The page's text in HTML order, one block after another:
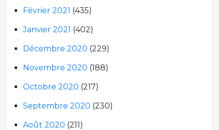
Février 2021 (435)
Janvier 2021 (402)
Décembre 2020 (229)
Novembre 2020 (188)
Octobre 2020 (217)
Septembre 2020 (230)
Août 2020 (211)